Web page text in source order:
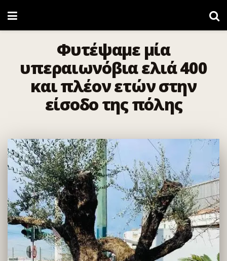
Φυτέψαμε μία
υπεραιωνόβια ελιά 400
και πλέον ετών στην
είσοδο της πόλης